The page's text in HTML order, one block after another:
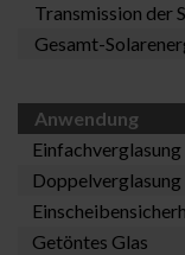
Transmission der
Gesamt-
Anwendung
Einfachverglasung
Doppelverglasung
Getöntes Glas